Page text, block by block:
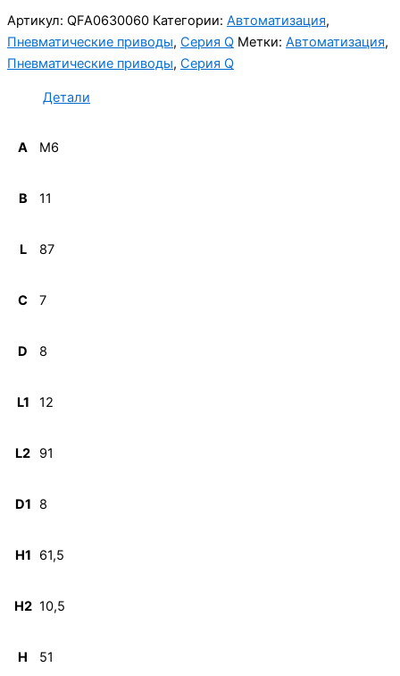
Артикул: QFA0630060 Категории: Автоматизация,
Пневматические приводы, Серия Q Метки: Автоматизация,
Пневматические приводы, Серия Q
Детали
A M6
B 11
L 87
C 7
D 8
L1 12
L2 91
D1 8
H1 61,5
H2 10,5
H 51